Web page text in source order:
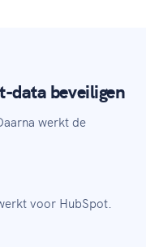
data beveiligen
werkt de
voor HubSpot.